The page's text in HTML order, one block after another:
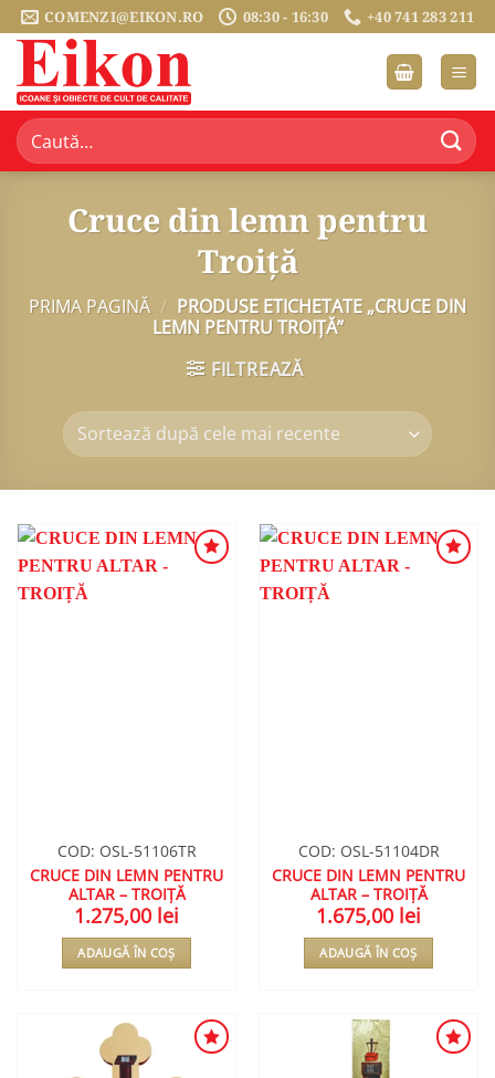
Sari
la
conținut
COMENZI@EIKON.RO 08:30 - 16:30 +40 741 283 211
Caută
după:
Cruce din lemn pentru
Troiță
PRIMA PAGINĂ / PRODUSE ETICHETATE „CRUCE DIN
LEMN PENTRU TROIȚĂ”
FILTREAZĂ
COD: OSL-51106TR
CRUCE DIN LEMN PENTRU
ALTAR – TROIȚĂ
1.275,00 lei
ADAUGĂ ÎN COȘ
COD: OSL-51104DR
CRUCE DIN LEMN PENTRU
ALTAR – TROIȚĂ
1.675,00 lei
ADAUGĂ ÎN COȘ